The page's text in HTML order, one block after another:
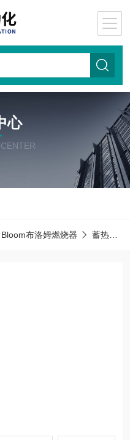
心
Bloom布洛姆燃烧器 蓄热式烧嘴